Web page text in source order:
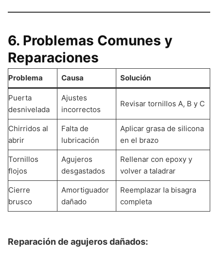
6. Problemas Comunes y
Reparaciones
Problema Causa Solución
Puerta
desnivelada
Ajustes
incorrectos
Revisar tornillos A, B y C
Chirridos al
abrir
Falta de
lubricación
Aplicar grasa de silicona
en el brazo
Tornillos
flojos
Agujeros
desgastados
Rellenar con epoxy y
volver a taladrar
Cierre
brusco
Amortiguador
dañado
Reemplazar la bisagra
completa
Reparación de agujeros dañados: